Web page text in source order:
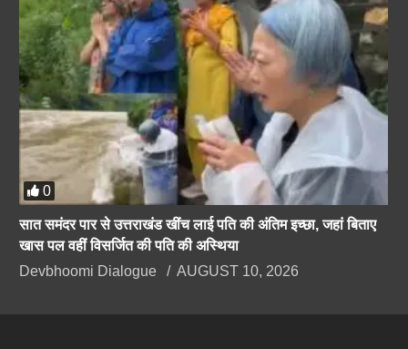
0
सात समंदर पार से उत्तराखंड खींच लाई पति की अंतिम इच्छा, जहां बिताए
खास पल वहीं विसर्जित की पति की अस्थिया
Devbhoomi Dialogue
AUGUST 10, 2026